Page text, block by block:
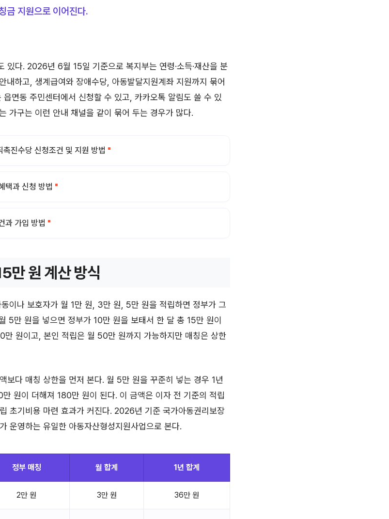
금 지원으로 이어진다.
있다. 2026년 6월 15일 기준으로 복지부는 연령·소득·재산을 분
내하고, 생계급여와 장애수당, 아동발달지원계좌 지원까지 묶어
면동 주민센터에서 신청할 수 있고, 카카오톡 알림도 쓸 수 있
가구는 이런 안내 채널을 같이 묶어 두는 경우가 많다.
진수당 신청조건 및 지원 방법
택과 신청 방법
과 가입 방법
만 원 계산 방식
이나 보호자가 월 1만 원, 3만 원, 5만 원을 적립하면 정부가 그
5만 원을 넣으면 정부가 10만 원을 보태서 한 달 총 15만 원이
만 원이고, 본인 적립은 월 50만 원까지 가능하지만 매칭은 상한
보다 매칭 상한을 먼저 본다. 월 5만 원을 꾸준히 넣는 경우 1년
원이 더해져 180만 원이 된다. 이 금액은 이자 전 기준의 적립
초기비용 마련 효과가 커진다. 2026년 기준 국가아동권리보장
운영하는 유일한 아동자산형성지원사업으로 본다.
정부 매칭 월 합계 1년 합계
2만 원 3만 원 36만 원